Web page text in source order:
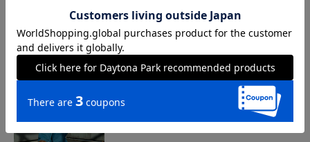
別注 SMU PT-38 SETUP 2
5,596 円 20%OFF
別注 SMU PT-38 2TUCK B
AGGY WIDE TWILL PANTS
5,597 30%OFF
別注 SMU WIDE CHEF PA
NTS
5,610